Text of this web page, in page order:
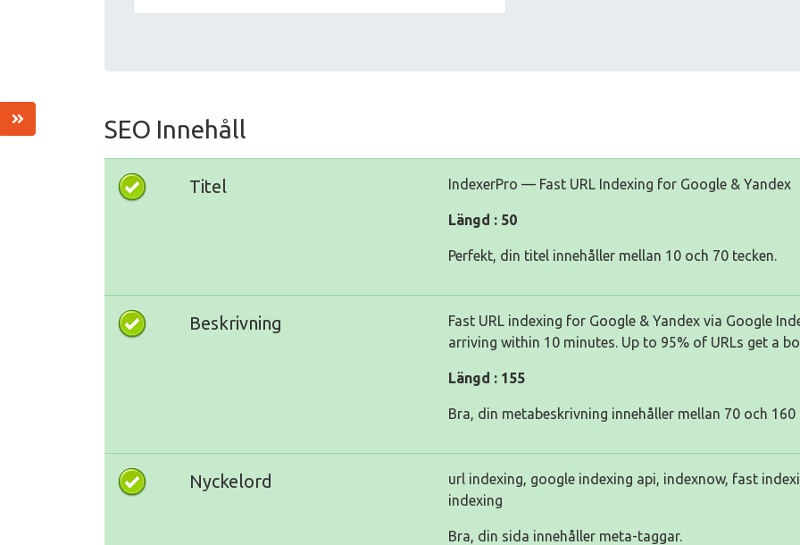
SEO Innehåll
Titel IndexerPro — Fast URL Indexing for Google & Yandex
Längd : 50
Perfekt, din titel innehåller mellan 10 och 70 tecken.
Beskrivning
Fast URL indexing for Google & Yandex via Google
arriving within 10 minutes. Up to 95% of URLs get a
Längd : 155
Bra, din metabeskrivning innehåller mellan 70 och 160
Nyckelord
url indexing, google indexing api, indexnow, fast
indexing
Bra, din sida innehåller meta-taggar.